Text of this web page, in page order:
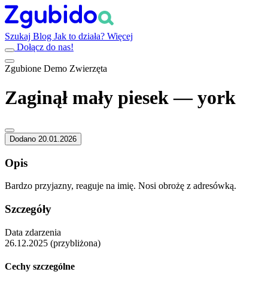
Szukaj Blog Jak to działa? Więcej
Dołącz do nas!
Zgubione Demo Zwierzęta
Zaginął mały piesek — york
Dodano 20.01.2026
Opis
Bardzo przyjazny, reaguje na imię. Nosi obrożę z adresówką.
Szczegóły
Data zdarzenia
26.12.2025 (przybliżona)
Cechy szczególne